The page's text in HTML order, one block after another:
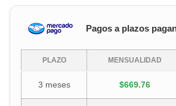
Pagos a plazos
PLAZO MENSUALIDAD
3 meses $669.76